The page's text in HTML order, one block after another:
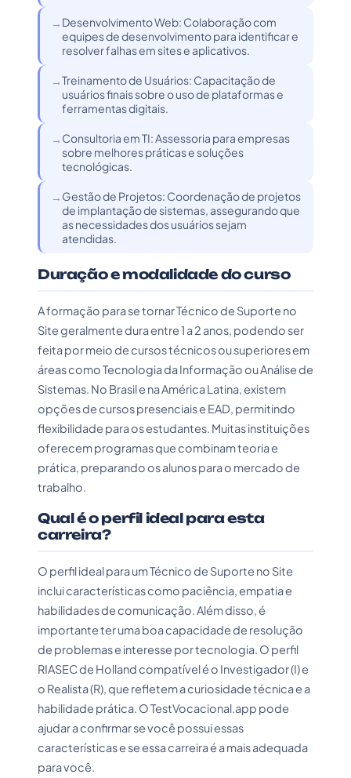
Desenvolvimento Web: Colaboração com
equipes de desenvolvimento para identificar e
resolver falhas em sites e aplicativos.
Treinamento de Usuários: Capacitação de
usuários finais sobre o uso de plataformas e
ferramentas digitais.
Consultoria em TI: Assessoria para empresas
sobre melhores práticas e soluções
tecnológicas.
Gestão de Projetos: Coordenação de projetos
de implantação de sistemas, assegurando que
as necessidades dos usuários sejam
atendidas.
Duração e modalidade do curso
A formação para se tornar Técnico de Suporte no
Site geralmente dura entre 1 a 2 anos, podendo ser
feita por meio de cursos técnicos ou superiores em
áreas como Tecnologia da Informação ou Análise de
Sistemas. No Brasil e na América Latina, existem
opções de cursos presenciais e EAD, permitindo
flexibilidade para os estudantes. Muitas instituições
oferecem programas que combinam teoria e
prática, preparando os alunos para o mercado de
trabalho.
Qual é o perfil ideal para esta
carreira?
O perfil ideal para um Técnico de Suporte no Site
inclui características como paciência, empatia e
habilidades de comunicação. Além disso, é
importante ter uma boa capacidade de resolução
de problemas e interesse por tecnologia. O perfil
RIASEC de Holland compatível é o Investigador (I) e
o Realista (R), que refletem a curiosidade técnica e a
habilidade prática. O TestVocacional.app pode
ajudar a confirmar se você possui essas
características e se essa carreira é a mais adequada
para você.